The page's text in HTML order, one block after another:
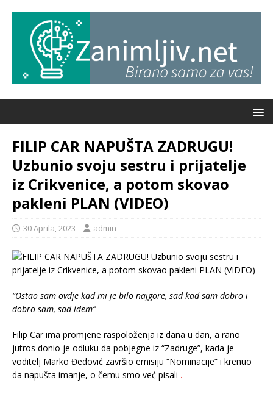
FILIP CAR NAPUŠTA ZADRUGU!
Uzbunio svoju sestru i prijatelje
iz Crikvenice, a potom skovao
pakleni PLAN (VIDEO)
30 Aprila, 2023 admin
“Ostao sam ovdje kad mi je bilo najgore, sad kad sam dobro i
dobro sam, sad idem”
Filip Car ima promjene raspoloženja iz dana u dan, a rano
jutros donio je odluku da pobjegne iz “Zadruge”, kada je
voditelj Marko Đedović završio emisiju “Nominacije” i krenuo
da napušta imanje, o čemu smo već pisali .